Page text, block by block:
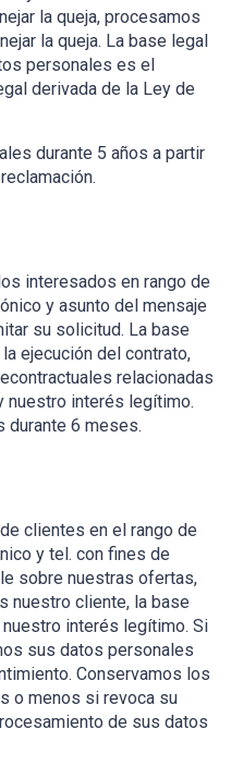
la queja, procesamos
la queja. La base legal
personales es el
derivada de la Ley de
durante 5 años a partir
interesados en rango de
y asunto del mensaje
su solicitud. La base
ejecución del contrato,
relacionadas
nuestro interés legítimo.
durante 6 meses.
clientes en el rango de
y tel. con fines de
sobre nuestras ofertas,
nuestro cliente, la base
interés legítimo. Si
sus datos personales
Conservamos los
o menos si revoca su
de sus datos